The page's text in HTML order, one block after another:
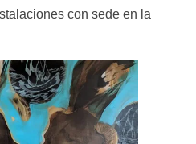
con sede en la